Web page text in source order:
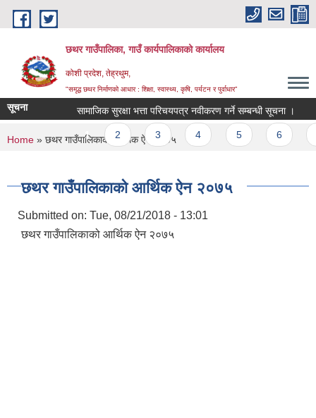
Skip to main content
छथर गाउँपालिका, गाउँ कार्यपालिकाको कार्यालय
कोशी प्रदेश, तेह्रथुम,
"समृद्ध छथर निर्माणको आधार : शिक्षा, स्वास्थ्य, कृषि, पर्यटन र पुर्वाधार”
सूचना सामाजिक सुरक्षा भत्ता परिचयपत्र नवीकरण गर्ने सम्बन्धी सूचना ।
Pages
1 2 3
You are here
Home » छथर गाउँपालिकाको आर्थिक ऐन २०७५
छथर गाउँपालिकाको आर्थिक ऐन २०७५
Submitted on: Tue, 08/21/2018 - 13:01
छथर गाउँपालिकाको आर्थिक ऐन २०७५